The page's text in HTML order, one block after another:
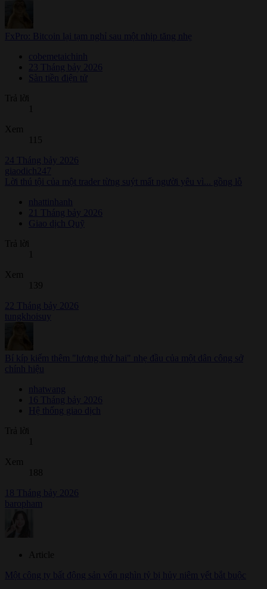
FxPro: Bitcoin lại tạm nghỉ sau một nhịp tăng nhẹ
cobemetaichinh
23 Tháng bảy 2026
Sàn tiền điện tử
Trả lời
Xem
115
24 Tháng bảy 2026
giaodich247
Lời thú tội của một trader từng suýt mất người yêu vì... gồng lỗ
nhattinhanh
21 Tháng bảy 2026
Giao dịch Quỹ
Trả lời
Xem
139
22 Tháng bảy 2026
tungkhoisuy
Bí kíp kiếm thêm "lương thứ hai" nhẹ đầu của một dân công sở
chính hiệu
nhatwang
16 Tháng bảy 2026
Hệ thống giao dịch
Trả lời
Xem
188
18 Tháng bảy 2026
baropham
Article
Một công ty bất động sản vốn nghìn tỷ bị hủy niêm yết bắt buộc